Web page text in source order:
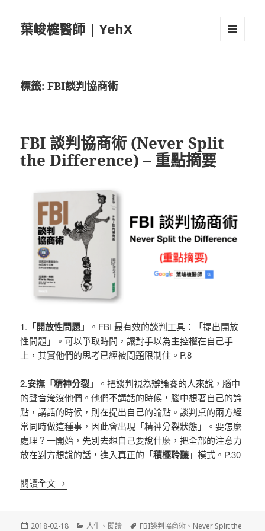
葉峻榳醫師 | YehX
標籤:FBI談判協商術
FBI 談判協商術 (Never Split
the Difference) – 重點摘要
1. 「開放性問題」
。FBI 最有效的談判工具：「提出開放
性問題」。可以爭取時間，讓對手以為主控權在自己手
上，其實他們的思考已經被問題限制住。P.8
2.安撫「精神分裂」
。把談判視為辯論賽的人來說，腦中
的聲音淹沒他們。他們不講話的時候，腦中想著自己的論
點，講話的時候，則在提出自己的論點。談判桌的兩方經
常同時做這種事，因此會出現「精神分裂狀態」。要怎麼
處理？一開始，先別去想自己要說什麼，把全部的注意力
放在對方想說的話，進入真正的「積極聆聽」模式。P.30
閱讀全文 FBI 談判協商術 (Never Split the Difference) – 重
發
2018-02-18
分
人生 、 閱讀
標
FBI談判協商術 、 Never Split the